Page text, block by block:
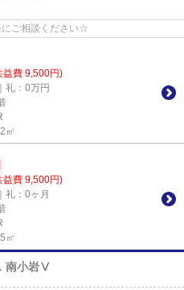
ご相談ください☆
益費 9,500円)
礼：0万円
㎡
益費 9,500円)
礼：0ヶ月
㎡
南小岩Ⅴ